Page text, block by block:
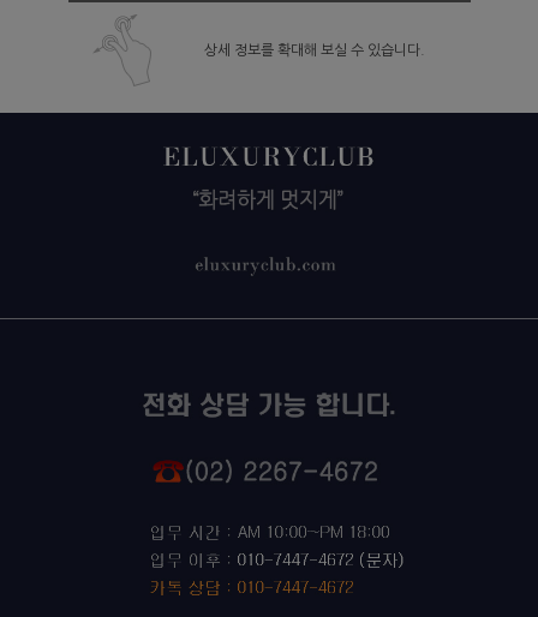
상세 정보를 확대해 보실 수 있습니다.